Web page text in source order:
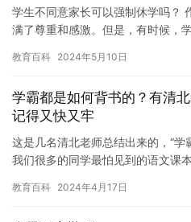
学生不同意家长可以强制休学吗？
满了尊重和感激。但是，有时候，
如果这…
教育百科 2024年5月10日
学霸都是如何背书的？有清
记得又快又牢
这是几名清北老师总结出来的，“学
我们很多的同学最怕见到的语文
教育百科 2024年4月17日